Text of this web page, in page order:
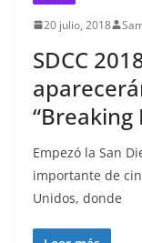
20 julio, 2018
SDCC
“Breaking
Empezó la San
importante de
Unidos, donde